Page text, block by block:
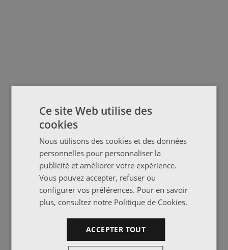
Ce site Web utilise des
cookies
Nous utilisons des cookies et des données
personnelles pour personnaliser la
publicité et améliorer votre expérience.
Vous pouvez accepter, refuser ou
configurer vos préférences. Pour en savoir
plus, consultez notre Politique de Cookies.
ACCEPTER TOUT